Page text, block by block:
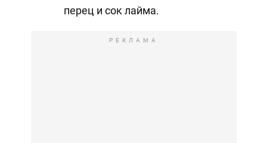
перец и сок лайма.
РЕКЛАМА